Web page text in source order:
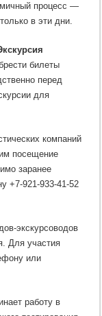
процесс —
в эти дни.
билеты
перед
для
компаний
посещение
заранее
+7-921-933-41-52
экскурсоводов
Для участия
или